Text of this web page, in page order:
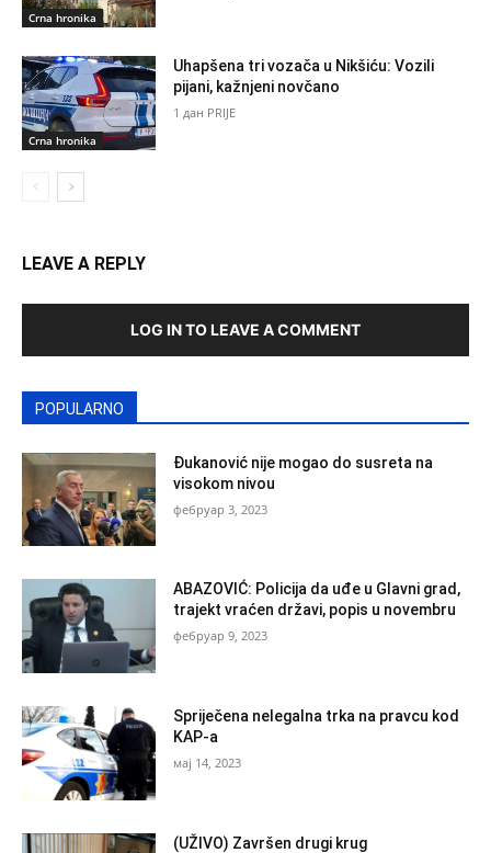
Crna hronika
Crna hronika
Uhapšena tri vozača u Nikšiću: Vozili
pijani, kažnjeni novčano
1 дан PRIJE
LEAVE A REPLY
LOG IN TO LEAVE A COMMENT
POPULARNO
Đukanović nije mogao do susreta na
visokom nivou
фебруар 3, 2023
ABAZOVIĆ: Policija da uđe u Glavni grad,
trajekt vraćen državi, popis u novembru
фебруар 9, 2023
Spriječena nelegalna trka na pravcu kod
KAP-a
мај 14, 2023
(UŽIVO) Završen drugi krug